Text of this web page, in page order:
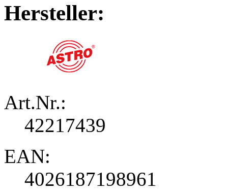
Hersteller:
Art.Nr.:
42217439
EAN:
4026187198961